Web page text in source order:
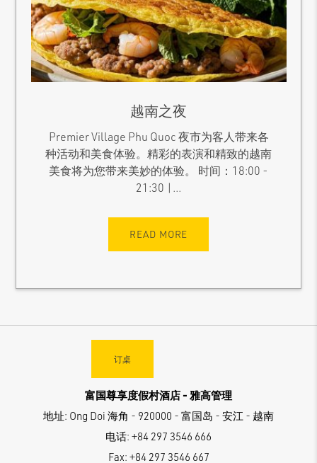
越南之夜
Premier Village Phu Quoc 夜市为客人带来各
种活动和美食体验。精彩的表演和精致的越南
美食将为您带来美妙的体验。 时间：18:00 -
21:30 |...
READ MORE
订桌
富国尊享度假村酒店 - 雅高管理
地址: Ong Doi 海角 - 920000 - 富国岛 - 安江 - 越南
电话: +84 297 3546 666
Fax: +84 297 3546 667